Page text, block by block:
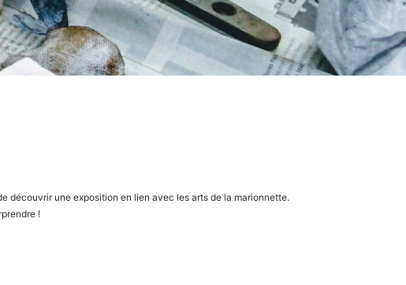
découvrir une exposition en lien avec les arts de la marionnette.
!